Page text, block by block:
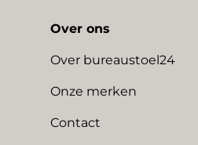
Over ons
Over bureaustoel24
Onze merken
Contact